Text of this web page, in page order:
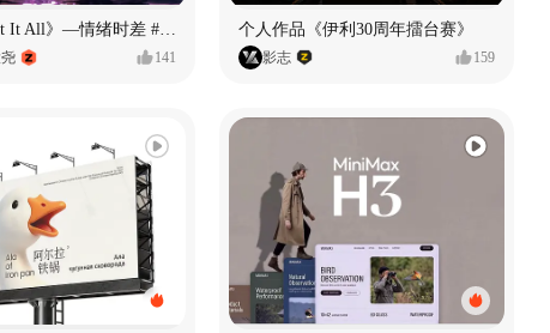
《If U Want It All》—情绪时差 #MVLAND嘻哈狂欢派对
141
个人作品《伊利30周年擂台赛》
影志 159